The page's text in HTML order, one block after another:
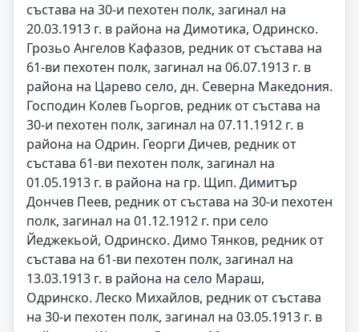
състава на 30-и пехотен полк, загинал на
20.03.1913 г. в района на Димотика, Одринско.
Грозьо Ангелов Кафазов, редник от състава на
61-ви пехотен полк, загинал на 06.07.1913 г. в
района на Царево село, дн. Северна Македония.
Господин Колев Гьоргов, редник от състава на
30-и пехотен полк, загинал на 07.11.1912 г. в
района на Одрин. Георги Дичев, редник от
състава 61-ви пехотен полк, загинал на
01.05.1913 г. в района на гр. Щип. Димитър
Дончев Пеев, редник от състава на 30-и пехотен
полк, загинал на 01.12.1912 г. при село
Йеджекьой, Одринско. Димо Тянков, редник от
състава на 61-ви пехотен полк, загинал на
13.03.1913 г. в района на село Мараш,
Одринско. Леско Михайлов, редник от състава
на 30-и пехотен полк, загинал на 03.05.1913 г. в